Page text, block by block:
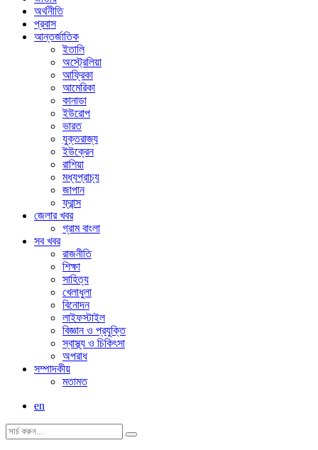
অর্থনীতি
প্রবাস
আন্তর্জাতিক
ইতালি
অস্ট্রেলিয়া
আফ্রিকা
আমেরিকা
কানাডা
ইউরোপ
ভারত
যুক্তরাজ্য
ইউক্রেন
রাশিয়া
মধ্যপ্রাচ্য
জাপান
ফ্রান্স
জেলার খবর
গ্রাম বাংলা
সব খবর
রাজনীতি
শিক্ষা
সাহিত্য
খেলাধুলা
বিনোদন
লাইফস্টাইল
বিজ্ঞান ও প্রযুক্তি
স্বাস্থ্য ও চিকিৎসা
অপরাধ
সম্পাদকীয়
মতামত
en